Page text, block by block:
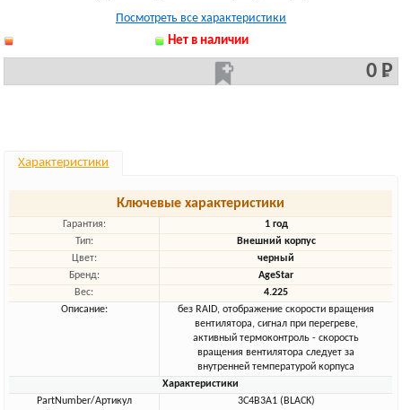
Посмотреть все характеристики
Нет в наличии
0 Р
Характеристики
Ключевые характеристики
Гарантия:
1 год
Тип:
Внешний корпус
Цвет:
черный
Бренд:
AgeStar
Вес:
4.225
Описание:
без RAID, отображение скорости вращения
вентилятора, сигнал при перегреве,
активный термоконтроль - скорость
вращения вентилятора следует за
внутренней температурой корпуса
Характеристики
PartNumber/Артикул
3C4B3A1 (BLACK)